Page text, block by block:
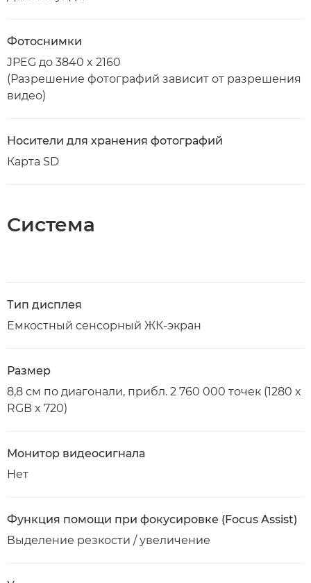
Фотоснимки
JPEG до 3840 x 2160
(Разрешение фотографий зависит от разрешения
видео)
Носители для хранения фотографий
Карта SD
Система
Тип дисплея
Емкостный сенсорный ЖК-экран
Размер
8,8 см по диагонали, прибл. 2 760 000 точек (1280 x
RGB x 720)
Монитор видеосигнала
Нет
Функция помощи при фокусировке (Focus Assist)
Выделение резкости / увеличение